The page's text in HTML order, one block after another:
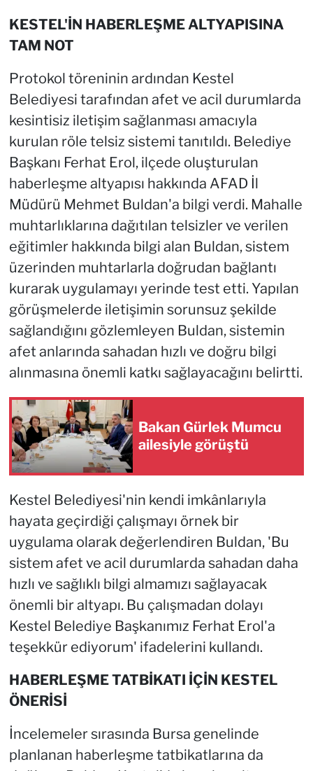
KESTEL'İN HABERLEŞME ALTYAPISINA
TAM NOT
Protokol töreninin ardından Kestel
Belediyesi tarafından afet ve acil durumlarda
kesintisiz iletişim sağlanması amacıyla
kurulan röle telsiz sistemi tanıtıldı. Belediye
Başkanı Ferhat Erol, ilçede oluşturulan
haberleşme altyapısı hakkında AFAD İl
Müdürü Mehmet Buldan'a bilgi verdi. Mahalle
muhtarlıklarına dağıtılan telsizler ve verilen
eğitimler hakkında bilgi alan Buldan, sistem
üzerinden muhtarlarla doğrudan bağlantı
kurarak uygulamayı yerinde test etti. Yapılan
görüşmelerde iletişimin sorunsuz şekilde
sağlandığını gözlemleyen Buldan, sistemin
afet anlarında sahadan hızlı ve doğru bilgi
alınmasına önemli katkı sağlayacağını belirtti.
Bakan Gürlek Mumcu
ailesiyle görüştü
Kestel Belediyesi'nin kendi imkânlarıyla
hayata geçirdiği çalışmayı örnek bir
uygulama olarak değerlendiren Buldan, 'Bu
sistem afet ve acil durumlarda sahadan daha
hızlı ve sağlıklı bilgi almamızı sağlayacak
önemli bir altyapı. Bu çalışmadan dolayı
Kestel Belediye Başkanımız Ferhat Erol'a
teşekkür ediyorum' ifadelerini kullandı.
HABERLEŞME TATBİKATI İÇİN KESTEL
ÖNERİSİ
İncelemeler sırasında Bursa genelinde
planlanan haberleşme tatbikatlarına da